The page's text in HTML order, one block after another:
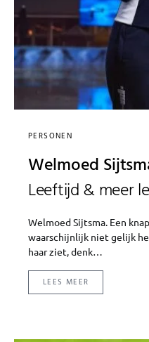
PERSONEN
Welmoed
Leeftijd & meer
Welmoed Sijtsma. Een
waarschijnlijk niet gelijk
haar ziet, denk…
LEES MEER